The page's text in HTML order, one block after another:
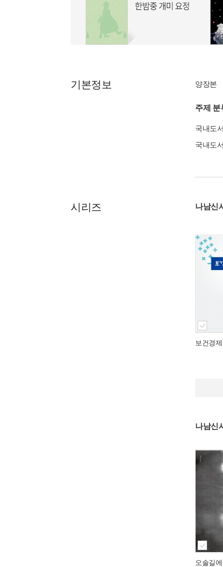
기본정보 양장본
주제 분
국내도
국내도
시리즈 나남신
보건경
나남신
오솔길